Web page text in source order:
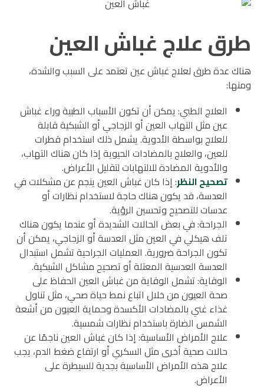
طرق علاج غباش العين
هناك عدة طرق لعلاج غباش عين تعتمد على السبب والشدة،
ومنها:
العلاج الطبي: يمكن أن تكون الأسباب الطبية وراء غباش
عين مثل التهاب العين أو الزجاجي أو الشبكية قابلة
للعلاج بواسطة الأدوية. يشمل ذلك استخدام قطرات
للعين، والعلاج بالمضادات الحيوية إذا كان هناك التهاب،
والأدوية المضادة للالتهابات لتقليل الأعراض.
تصحيح النظر: إذا كان غباش العين ينجم عن مشكلات في
العدسة، قد يكون هناك حاجة لاستخدام نظارات أو
عدسات للتصحيح وتحسين الرؤية.
الجراحة: في بعض الحالات الشديدة أو عندما يكون هناك
تلف هيكلي في العين مثل العدسة أو الزجاجي، يمكن أن
تكون الجراحة ضرورية. العمليات الجراحية تشمل استبدال
العدسة العدسية المعتلة أو تصحيح مشاكل الشبكية.
الوقاية: تشمل الوقاية من غباش العين الحفاظ على
صحة العيون من خلال اتباع نمط حياة صحي، مثل تناول
غذاء غني بالمضادات الأكسدة وحماية العيون من أشعة
الشمس الضارة باستخدام نظارات شمسية.
علاج الأمراض الأساسية: إذا كان غباش العين ناجمًا عن
حالات صحية أخرى مثل السكري أو ارتفاع ضغط الدم، يجب
علاج هذه الأمراض الأساسية بجدية للسيطرة على
الأعراض.